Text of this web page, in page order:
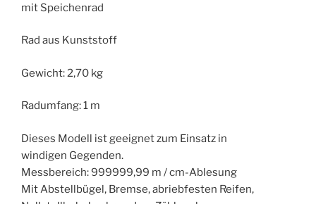
mit Speichenrad
Rad aus Kunststoff
Gewicht: 2,70 kg
Radumfang: 1 m
Dieses Modell ist geeignet zum Einsatz in
windigen Gegenden.
Messbereich: 999999,99 m / cm-Ablesung
Mit Abstellbügel, Bremse, abriebfesten Reifen,